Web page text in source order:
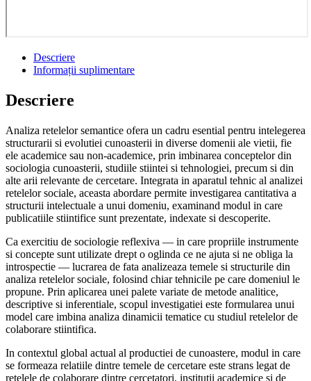
Descriere
Informații suplimentare
Descriere
Analiza retelelor semantice ofera un cadru esential pentru intelegerea
structurarii si evolutiei cunoasterii in diverse domenii ale vietii, fie
ele academice sau non-academice, prin imbinarea conceptelor din
sociologia cunoasterii, studiile stiintei si tehnologiei, precum si din
alte arii relevante de cercetare. Integrata in aparatul tehnic al analizei
retelelor sociale, aceasta abordare permite investigarea cantitativa a
structurii intelectuale a unui domeniu, examinand modul in care
publicatiile stiintifice sunt prezentate, indexate si descoperite.
Ca exercitiu de sociologie reflexiva — in care propriile instrumente
si concepte sunt utilizate drept o oglinda ce ne ajuta si ne obliga la
introspectie — lucrarea de fata analizeaza temele si structurile din
analiza retelelor sociale, folosind chiar tehnicile pe care domeniul le
propune. Prin aplicarea unei palete variate de metode analitice,
descriptive si inferentiale, scopul investigatiei este formularea unui
model care imbina analiza dinamicii tematice cu studiul retelelor de
colaborare stiintifica.
In contextul global actual al productiei de cunoastere, modul in care
se formeaza relatiile dintre temele de cercetare este strans legat de
retelele de colaborare dintre cercetatori, institutii academice si de